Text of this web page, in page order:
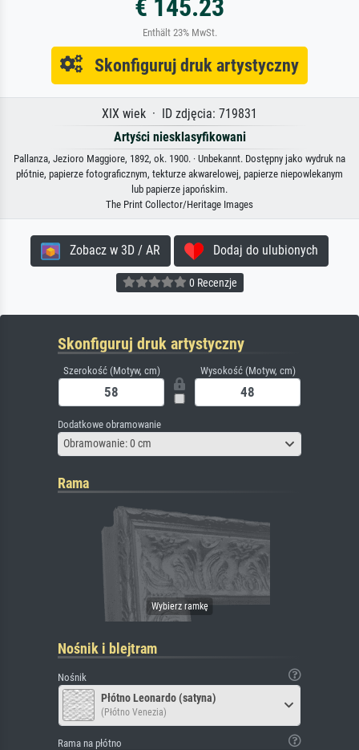
€ 145.23
Enthält 23% MwSt.
Skonfiguruj druk artystyczny
XIX wiek · ID zdjęcia: 719831
Artyści niesklasyfikowani
Pallanza, Jezioro Maggiore, 1892, ok. 1900. · Unbekannt. Dostępny jako wydruk na
płótnie, papierze fotograficznym, tekturze akwarelowej, papierze niepowlekanym
lub papierze japońskim.
The Print Collector/Heritage Images
Zobacz w 3D / AR Dodaj do ulubionych
0 Recenzje
Skonfiguruj druk artystyczny
Szerokość (Motyw, cm) Wysokość (Motyw, cm)
Dodatkowe obramowanie
Obramowanie: 0 cm
Rama
Nośnik i blejtram
Nośnik
Płótno Leonardo (satyna)
(Płótno Venezia)
Rama na płótno